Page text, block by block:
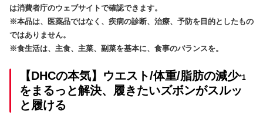
は消費者庁のウェブサイトで確認できます。
※本品は、医薬品ではなく、疾病の診断、治療、予防を目的としたもの
ではありません。
※食生活は、主食、主菜、副菜を基本に、食事のバランスを。
【DHCの本気】ウエスト/体重/脂肪の減少*1
をまるっと解決、履きたいズボンがスルッ
と履ける